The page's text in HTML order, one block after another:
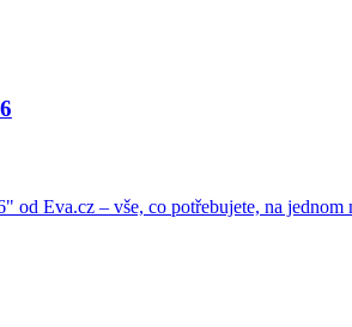
Eva.cz – vše, co potřebujete, na jednom